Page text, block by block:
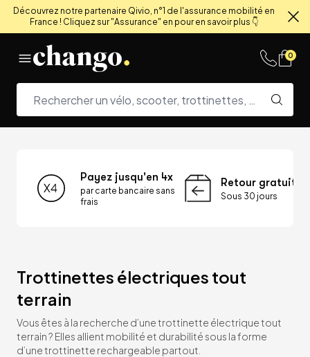
Découvrez notre partenaire Qivio, n°1 de l'assurance mobilité en
France ! Cliquez sur "Assurance" en pour en savoir plus 👇
0
Payez jusqu'en 4x
par carte bancaire sans
frais
Retour gratuit
Sous 30 jours
Trottinettes électriques tout
terrain
Vous êtes à la recherche d’une trottinette électrique tout
terrain ? Elles allient mobilité et durabilité sous la forme
d’une trottinette rechargeable partout.